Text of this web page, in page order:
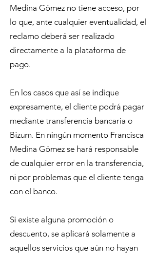
Medina Gómez no tiene acceso, por
lo que, ante cualquier eventualidad, el
reclamo deberá ser realizado
directamente a la plataforma de
pago.
En los casos que así se indique
expresamente, el cliente podrá pagar
mediante transferencia bancaria o
Bizum. En ningún momento Francisca
Medina Gómez se hará responsable
de cualquier error en la transferencia,
ni por problemas que el cliente tenga
con el banco.
Si existe alguna promoción o
descuento, se aplicará solamente a
aquellos servicios que aún no hayan